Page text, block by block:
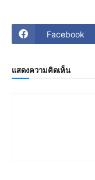
Facebook
แสดงความคิดเห็น